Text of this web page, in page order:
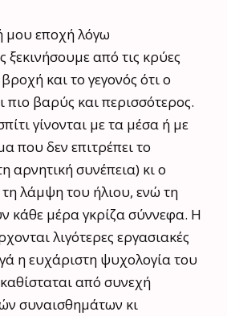
μου εποχή λόγω
ξεκινήσουμε από τις κρύες
και το γεγονός ότι ο
πιο βαρύς και περισσότερος.
γίνονται με τα μέσα ή με
που δεν επιτρέπει το
συνέπεια) κι ο
τη λάμψη του ήλιου, ενώ τη
κάθε μέρα γκρίζα σύννεφα. Η
λιγότερες εργασιακές
η ευχάριστη ψυχολογία του
από συνεχή
συναισθημάτων κι